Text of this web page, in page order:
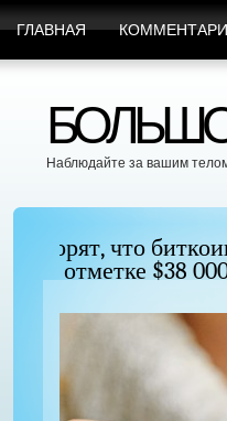
ГЛАВНАЯ
Наблюдайте за вашим
Можно ли
придать ей